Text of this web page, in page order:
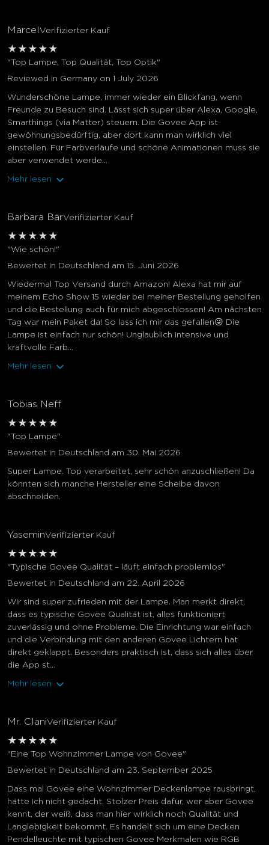
Marcel Verifizierter Kauf
★ ★ ★ ★ ★
"Top Lampe, Top Qualität, Top Optik"
Reviewed in Germany on 1 July 2026
Wunderschöne Lampe, immer wieder ein Blickfang, wenn
Freunde zu Besuch sind. Lässt sich super über Alexa, Google,
Smarthings (via Matter) steuern. Die Govee App ist
gewöhnungsbedürftig, aber dort kann man wirklich viel
einstellen. Für Farbverläufe und schöne Animationen muss sie
aber verwendet werde...
Mehr lesen
Barbara BärVerifizierter Kauf
★ ★ ★ ★ ★
"Wie schön!"
Bewertet in Deutschland am 15. Juni 2026
Wiedermal Top Versand durch Amazon! Alexa hat mir auf
meinem Echo Show 15 wieder bei meiner Bestellung geholfen
und die Bestellung auch für mich abgeschlossen! Am nächsten
Tag war mein Paket da! So lass ich mir das gefallen😜 Die
Lampe ist einfach nur schön! Unglaublich intensive und
kraftvolle Farb...
Mehr lesen
Tobias Neff
★ ★ ★ ★ ★
"Top Lampe"
Bewertet in Deutschland am 30. Mai 2026
Super Lampe. Top verarbeitet, sehr schön anzuschließen! Da
könnten sich manche Hersteller eine Scheibe davon
abschneiden.
YaseminVerifizierter Kauf
★ ★ ★ ★ ★
"Typische Govee Qualität – läuft einfach problemlos"
Bewertet in Deutschland am 22. April 2026
Wir sind super zufrieden mit der Lampe. Man merkt direkt,
dass es typische Govee Qualität ist, alles funktioniert
zuverlässig und ohne Probleme. Die Einrichtung war einfach
und die Verbindung mit den anderen Govee Lichtern hat
direkt geklappt. Besonders praktisch ist, dass sich alles über
die App st...
Mehr lesen
Mr. ClaniVerifizierter Kauf
★ ★ ★ ★ ★
"Eine Top Wohnzimmer Lampe von Govee"
Bewertet in Deutschland am 23. September 2025
Dass mal Govee eine Wohnzimmer Deckenlampe rausbringt,
hätte ich nicht gedacht. Stolzer Preis dafür, wer aber Govee
kennt, der weiß, dass man hier wirklich noch Qualität und
Langlebigkeit bekommt. Es handelt sich um eine Decken
Pendelleuchte mit typischen Govee Merkmalen wie RGB